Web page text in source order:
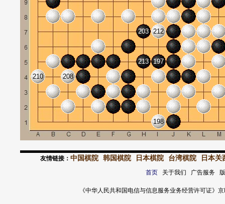
197
198
203
208
210
212
213
友情链接： 中国棋院 韩国棋院 日本棋院 台湾棋院 日本关
首页关于我们 广告服务
《中华人民共和国电信与信息服务业务经营许可证